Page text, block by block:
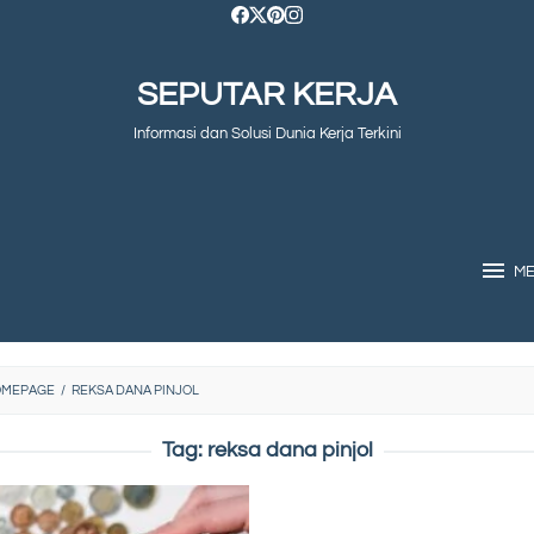
SEPUTAR KERJA
Informasi dan Solusi Dunia Kerja Terkini
/ REKSA DANA PINJOL
Tag: reksa dana pinjol